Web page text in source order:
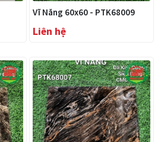
Vĩ Năng 60x60 - PTK68009
Liên hệ